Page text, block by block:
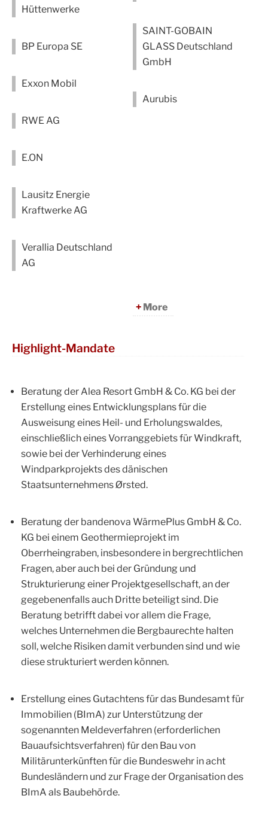
Hüttenwerke
BP Europa SE
Exxon Mobil
RWE AG
E.ON
Lausitz Energie
Kraftwerke AG
Verallia Deutschland
AG
SAINT-GOBAIN
GLASS Deutschland
GmbH
Aurubis
More
Highlight-Mandate
Beratung der Alea Resort GmbH & Co. KG bei der
Erstellung eines Entwicklungsplans für die
Ausweisung eines Heil- und Erholungswaldes,
einschließlich eines Vorranggebiets für Windkraft,
sowie bei der Verhinderung eines
Windparkprojekts des dänischen
Staatsunternehmens Ørsted.
Beratung der bandenova WärmePlus GmbH & Co.
KG bei einem Geothermieprojekt im
Oberrheingraben, insbesondere in bergrechtlichen
Fragen, aber auch bei der Gründung und
Strukturierung einer Projektgesellschaft, an der
gegebenenfalls auch Dritte beteiligt sind. Die
Beratung betrifft dabei vor allem die Frage,
welches Unternehmen die Bergbaurechte halten
soll, welche Risiken damit verbunden sind und wie
diese strukturiert werden können.
Erstellung eines Gutachtens für das Bundesamt für
Immobilien (BImA) zur Unterstützung der
sogenannten Meldeverfahren (erforderlichen
Bauaufsichtsverfahren) für den Bau von
Militärunterkünften für die Bundeswehr in acht
Bundesländern und zur Frage der Organisation des
BImA als Baubehörde.